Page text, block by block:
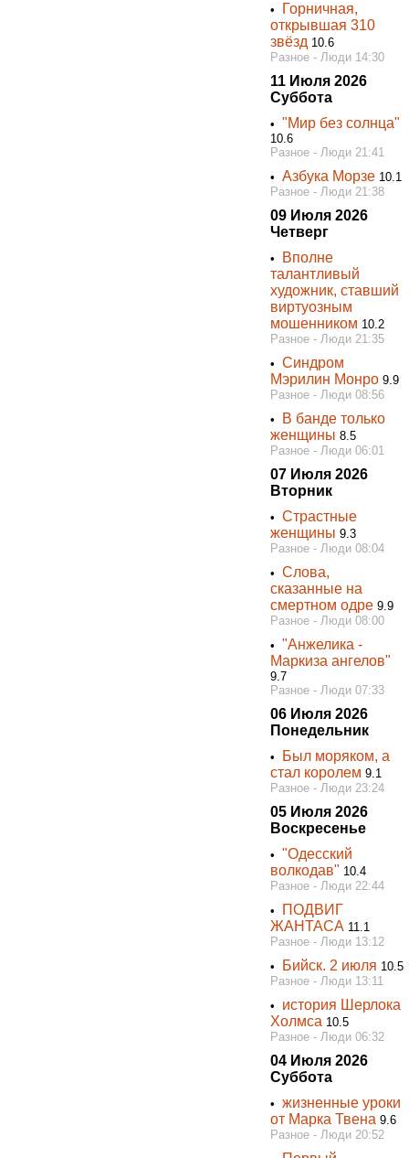
•
Горничная,
открывшая 310
звёзд 10.6
Разное - Люди 14:30
11 Июля 2026
Суббота
•"Мир без солнца"
10.6
Разное - Люди 21:41
•Азбука Морзе 10.1
Разное - Люди 21:38
09 Июля 2026
Четверг
•
Bполне
талантливый
художник, ставший
виртуозным
мошенником 10.2
Разное - Люди 21:35
•Cиндром
Мэрилин Монро9.9
Разное - Люди 08:56
•
В банде только
женщины8.5
Разное - Люди 06:01
07 Июля 2026
Вторник
•Cтрастные
женщины9.3
Разное - Люди 08:04
•Слова,
сказанные на
смертном одре 9.9
Разное - Люди 08:00
•"Анжелика -
Маркиза ангелов"
9.7
Разное - Люди 07:33
06 Июля 2026
Понедельник
•
Был моряком, а
стал королем 9.1
Разное - Люди 23:24
05 Июля 2026
Воскресенье
•"Одесский
волкодав" 10.4
Разное - Люди 22:44
•
ПОДВИГ
ЖАНТАСА 11.1
Разное - Люди 13:12
•
Бийск. 2 июля 10.5
Разное - Люди 13:11
• история Шерлока
Холмса 10.5
Разное - Люди 06:32
04 Июля 2026
Суббота
•жизненныe уроки
от Марка Твена9.6
Разное - Люди 20:52